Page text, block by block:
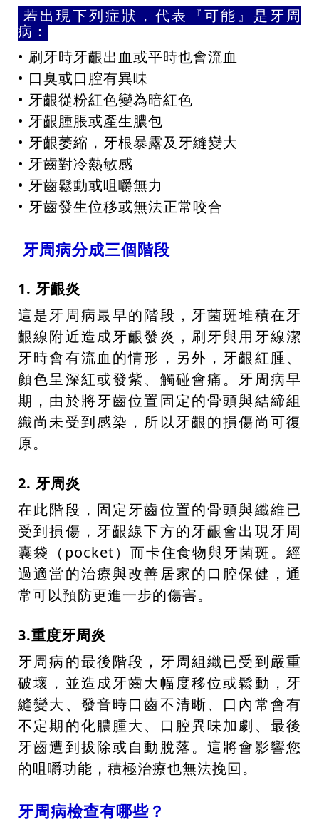
若出現下列症狀，代表『可能』是牙周
病：
• 刷牙時牙齦出血或平時也會流血
• 口臭或口腔有異味
• 牙齦從粉紅色變為暗紅色
• 牙齦腫脹或產生膿包
• 牙齦萎縮，牙根暴露及牙縫變大
• 牙齒對冷熱敏感
• 牙齒鬆動或咀嚼無力
• 牙齒發生位移或無法正常咬合
牙周病分成三個階段
1. 牙齦炎
這是牙周病最早的階段，牙菌斑堆積在牙
齦線附近造成牙齦發炎，刷牙與用牙線潔
牙時會有流血的情形，另外，牙齦紅腫、
顏色呈深紅或發紫、觸碰會痛。牙周病早
期，由於將牙齒位置固定的骨頭與結締組
織尚未受到感染，所以牙齦的損傷尚可復
原。
2. 牙周炎
在此階段，固定牙齒位置的骨頭與纖維已
受到損傷，牙齦線下方的牙齦會出現牙周
囊袋（pocket）而卡住食物與牙菌斑。經
過適當的治療與改善居家的口腔保健，通
常可以預防更進一步的傷害。
3.重度牙周炎
牙周病的最後階段，牙周組織已受到嚴重
破壞，並造成牙齒大幅度移位或鬆動，牙
縫變大、發音時口齒不清晰、口內常會有
不定期的化膿腫大、口腔異味加劇、最後
牙齒遭到拔除或自動脫落。這將會影響您
的咀嚼功能，積極治療也無法挽回。
牙周病檢查有哪些？